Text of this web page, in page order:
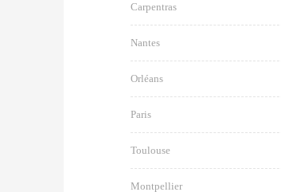
Carpentras
Nantes
Orléans
Paris
Toulouse
Montpellier